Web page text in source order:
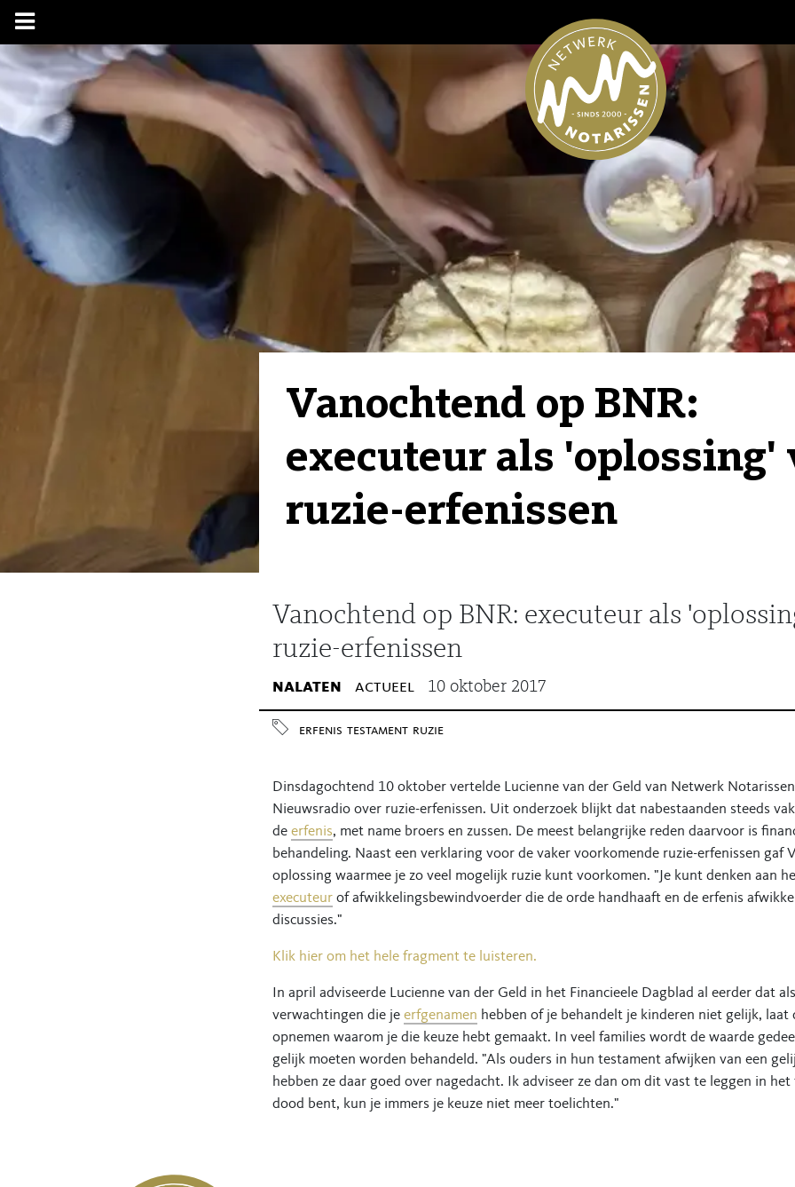
Vanochtend op BNR:
executeur als 'oplossing'
ruzie-erfenissen
Vanochtend op BNR: executeur als
ruzie-erfenissen
nalaten actueel 10 oktober 2017
erfenis testament ruzie
Dinsdagochtend 10 oktober vertelde Lucienne van der Geld van Netwerk
Nieuwsradio over ruzie-erfenissen. Uit onderzoek blijkt dat nabestaanden steeds
de erfenis, met name broers en zussen. De meest belangrijke reden daarvoor is
behandeling. Naast een verklaring voor de vaker voorkomende ruzie-erfenissen gaf
oplossing waarmee je zo veel mogelijk ruzie kunt voorkomen. "Je kunt denken aan
executeur of afwikkelingsbewindvoerder die de orde handhaaft en de erfenis
discussies."
Klik hier om het hele fragment te luisteren.
In april adviseerde Lucienne van der Geld in het Financieele Dagblad al eerder dat
verwachtingen die je erfgenamen hebben of je behandelt je kinderen niet gelijk, laat
opnemen waarom je die keuze hebt gemaakt. In veel families wordt de waarde
gelijk moeten worden behandeld. "Als ouders in hun testament afwijken van een
hebben ze daar goed over nagedacht. Ik adviseer ze dan om dit vast te leggen in
dood bent, kun je immers je keuze niet meer toelichten."